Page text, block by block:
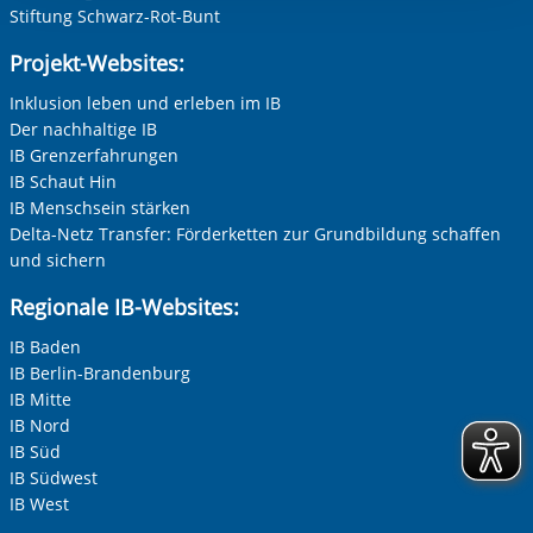
Stiftung Schwarz-Rot-Bunt
Projekt-Websites:
Inklusion leben und erleben im IB
Der nachhaltige IB
IB Grenzerfahrungen
IB Schaut Hin
IB Menschsein stärken
Delta-Netz Transfer: Förderketten zur Grundbildung schaffen
und sichern
Regionale IB-Websites:
IB Baden
IB Berlin-Brandenburg
IB Mitte
IB Nord
IB Süd
IB Südwest
IB West